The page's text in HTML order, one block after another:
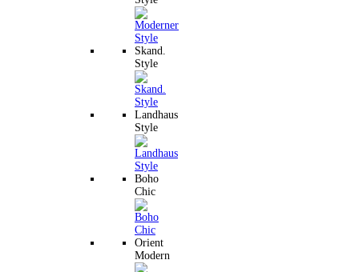
Skand.
Style
Landhaus
Style
Boho
Chic
Orient
Modern